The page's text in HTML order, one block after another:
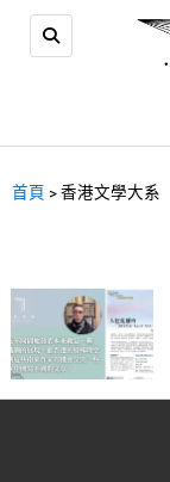
首頁 >香港文學大系